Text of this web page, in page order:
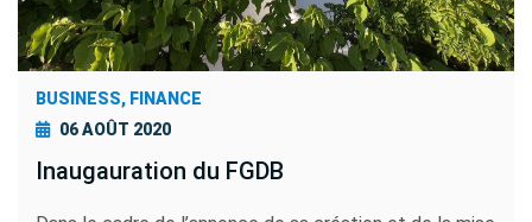
BUSINESS, FINANCE
06 AOÛT 2020
Inaugauration du FGDB